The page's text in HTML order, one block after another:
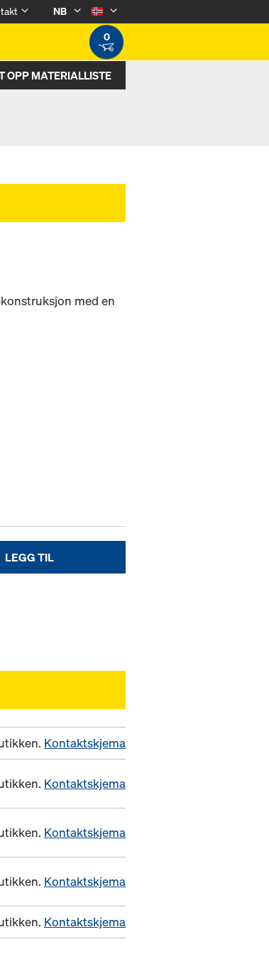
NB
0
OPP MATERIALLISTE
med en
LEGG TIL
Kontaktskjema
Kontaktskjema
Kontaktskjema
Kontaktskjema
Kontaktskjema